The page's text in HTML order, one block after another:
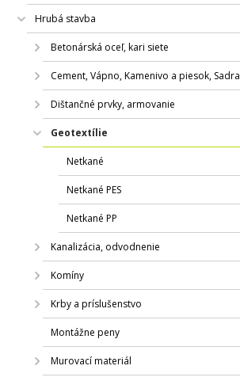
Hrubá stavba
Betonárská oceľ, kari siete
Cement, Vápno, Kamenivo a piesok, Sadra
Dištančné prvky, armovanie
Geotextílie
Netkané
Netkané PES
Netkané PP
Kanalizácia, odvodnenie
Komíny
Krby a príslušenstvo
Montážne peny
Murovací materiál